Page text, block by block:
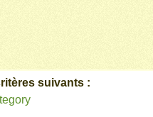
suivants :